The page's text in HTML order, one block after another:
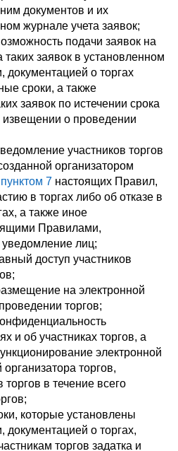
документов и их
журнале учета заявок;
подачи заявок на
таких заявок в установленном
о торгах
сроки, а также
заявок по истечении срока
извещении о проведении
участников торгов
организатором
пунктом 7 настоящих Правил,
в торгах либо об отказе в
а также иное
Правилами,
уведомление лиц;
доступ участников
на электронной
торгов;
и об участниках торгов, а
электронной
торгов,
торгов в течение всего
которые установлены
о торгах,
торгов задатка и